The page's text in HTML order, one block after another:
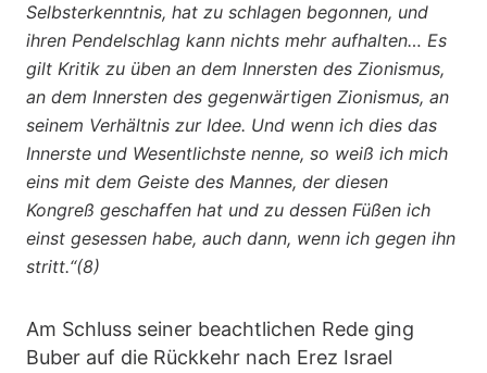
Selbsterkenntnis, hat zu schlagen begonnen, und
ihren Pendelschlag kann nichts mehr aufhalten… Es
gilt Kritik zu üben an dem Innersten des Zionismus,
an dem Innersten des gegenwärtigen Zionismus, an
seinem Verhältnis zur Idee. Und wenn ich dies das
Innerste und Wesentlichste nenne, so weiß ich mich
eins mit dem Geiste des Mannes, der diesen
Kongreß geschaffen hat und zu dessen Füßen ich
einst gesessen habe, auch dann, wenn ich gegen ihn
stritt.“(8)
Am Schluss seiner beachtlichen Rede ging
Buber auf die Rückkehr nach Erez Israel